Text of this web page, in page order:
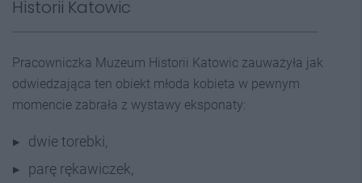
Historii Katowic
Pracowniczka Muzeum Historii Katowic zauważyła jak
odwiedzająca ten obiekt młoda kobieta w pewnym
momencie zabrała z wystawy eksponaty:
dwie torebki,
parę rękawiczek,